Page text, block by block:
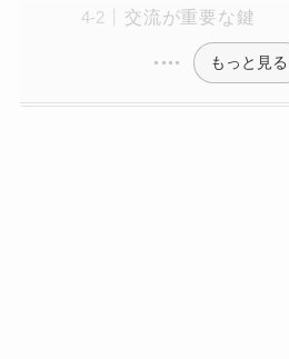
交流が重要な鍵
もっと見る